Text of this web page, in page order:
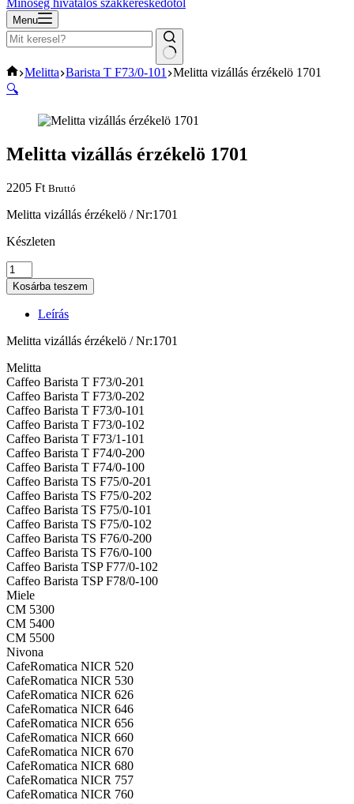
Minőség hivatalos szakkereskedőtől
Menu
No
results
Home
Melitta Barista T F73/0-101
Melitta vizállás érzékelö 1701
🔍
Melitta vizállás érzékelö 1701
2205 Ft Bruttó
Melitta vizállás érzékelö / Nr:1701
Készleten
Melitta
vizállás
érzékelö
1701
mennyiség
Kosárba teszem
Leírás
Melitta vizállás érzékelö / Nr:1701
Melitta
Caffeo Barista T F73/0-201
Caffeo Barista T F73/0-202
Caffeo Barista T F73/0-101
Caffeo Barista T F73/0-102
Caffeo Barista T F73/1-101
Caffeo Barista T F74/0-200
Caffeo Barista T F74/0-100
Caffeo Barista TS F75/0-201
Caffeo Barista TS F75/0-202
Caffeo Barista TS F75/0-101
Caffeo Barista TS F75/0-102
Caffeo Barista TS F76/0-200
Caffeo Barista TS F76/0-100
Caffeo Barista TSP F77/0-102
Caffeo Barista TSP F78/0-100
Miele
CM 5300
CM 5400
CM 5500
Nivona
CafeRomatica NICR 520
CafeRomatica NICR 530
CafeRomatica NICR 626
CafeRomatica NICR 646
CafeRomatica NICR 656
CafeRomatica NICR 660
CafeRomatica NICR 670
CafeRomatica NICR 680
CafeRomatica NICR 757
CafeRomatica NICR 760